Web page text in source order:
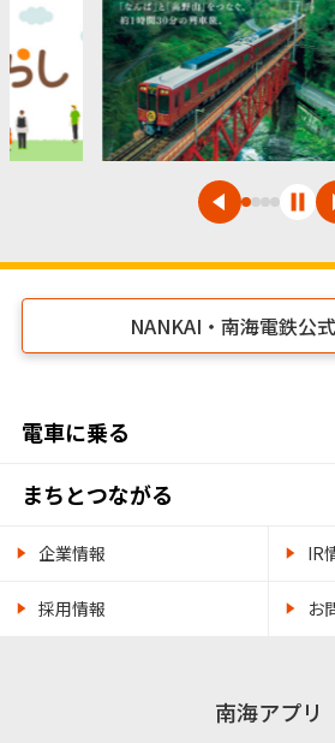
NANKAI・南海電鉄公
電車に乗る
まちとつながる
企業情報 IR
採用情報 お
南海アプリ